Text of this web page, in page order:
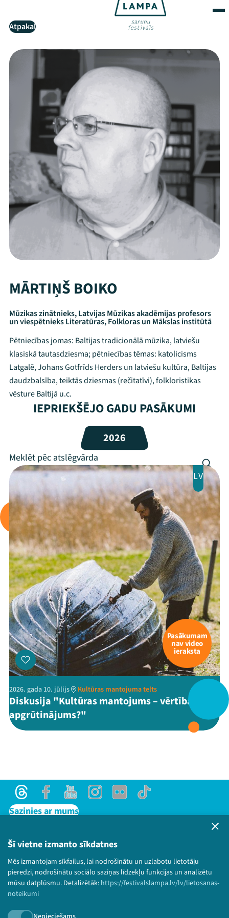
Šī vietne izmanto sīkdatnes
Mēs izmantojam sīkfailus, lai nodrošinātu un uzlabotu lietotāju
pieredzi, nodrošinātu sociālo saziņas līdzekļu funkcijas un analizētu
mūsu datplūsmu. Detalizētāk: https://festivalslampa.lv/lv/lietosanas-
noteikumi
Mana programma
Festivāls
Programma
Arhīvs
Viņi bija LAMPĀ 2026
Jaunumi
Ziedo
Veikals
Kontakti
ThreadsFacebook TikTok
Atpakaļ
MĀRTIŅŠ BOIKO
Mūzikas zinātnieks, Latvijas Mūzikas akadēmijas profesors
un viespētnieks Literatūras, Folkloras un Mākslas institūtā
Pētniecības jomas: Baltijas tradicionālā mūzika, latviešu
klasiskā tautasdziesma; pētniecības tēmas: katolicisms
Latgalē, Johans Gotfrīds Herders un latviešu kultūra, Baltijas
daudzbalsība, teiktās dziesmas (rečitatīvi), folkloristikas
vēsture Baltijā u.c.
IEPRIEKŠĒJO GADU PASĀKUMI
2026
LV
Pasākumam
nav video
ieraksta
2026. gada 10. jūlijs Kultūras mantojuma telts
Diskusija "Kultūras mantojums – vērtība vai
apgrūtinājums?"
ThreadsFacebookYoutubeInstagram
Flick TikTok
Sazinies ar mums
Lietošanas noteikumi un sīkdatņu politika
Bērnu aizsardzības politika
© 2026 Sarunu festivāls LAMPA Visas tiesības
paturētas.